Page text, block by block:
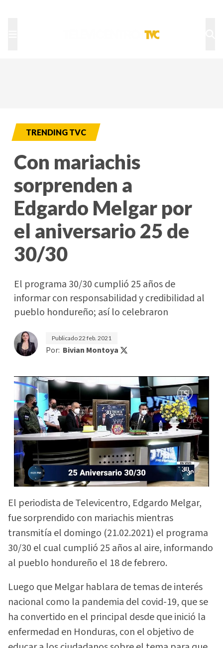
TRENDING TVC
Con mariachis
sorprenden a
Edgardo Melgar por
el aniversario 25 de
30/30
El programa 30/30 cumplió 25 años de
informar con responsabilidad y credibilidad al
pueblo hondureño; así lo celebraron
Publicado22 feb. 2021
Por: Bivian Montoya
El periodista de Televicentro, Edgardo Melgar,
fue sorprendido con mariachis mientras
transmitía el domingo (21.02.2021) el programa
30/30 el cual cumplió 25 años al aire, informando
al pueblo hondureño el 18 de febrero.
Luego que Melgar hablara de temas de interés
nacional como la pandemia del covid-19, que se
ha convertido en el principal desde que inició la
enfermedad en Honduras, con el objetivo de